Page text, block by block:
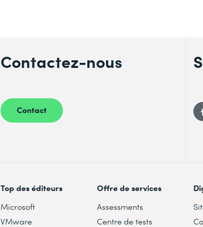
Contactez-nous
Contact
Top des éditeurs
Microsoft
VMware
Offre de services
Assessments
Centre de tests